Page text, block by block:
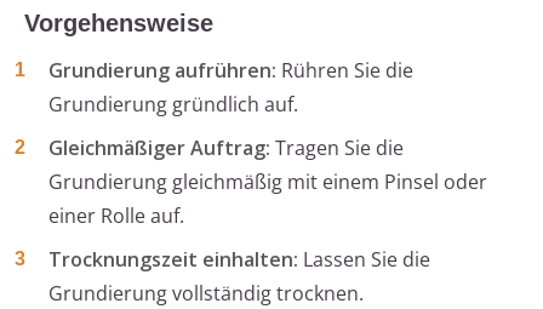
Vorgehensweise
Grundierung aufrühren: Rühren Sie die
Grundierung gründlich auf.
Gleichmäßiger Auftrag: Tragen Sie die
Grundierung gleichmäßig mit einem Pinsel oder
einer Rolle auf.
Trocknungszeit einhalten: Lassen Sie die
Grundierung vollständig trocknen.